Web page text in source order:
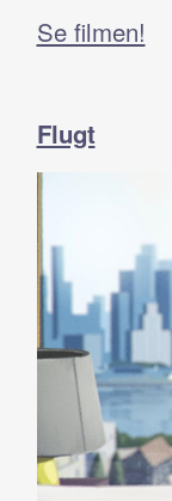
Se filmen!
Flugt